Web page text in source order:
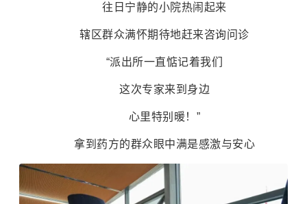
往日宁静的小院热闹起来
辖区群众满怀期待地赶来咨询问诊
“派出所一直惦记着我们
这次专家来到身边
心里特别暖！”
拿到药方的群众眼中满是感激与安心